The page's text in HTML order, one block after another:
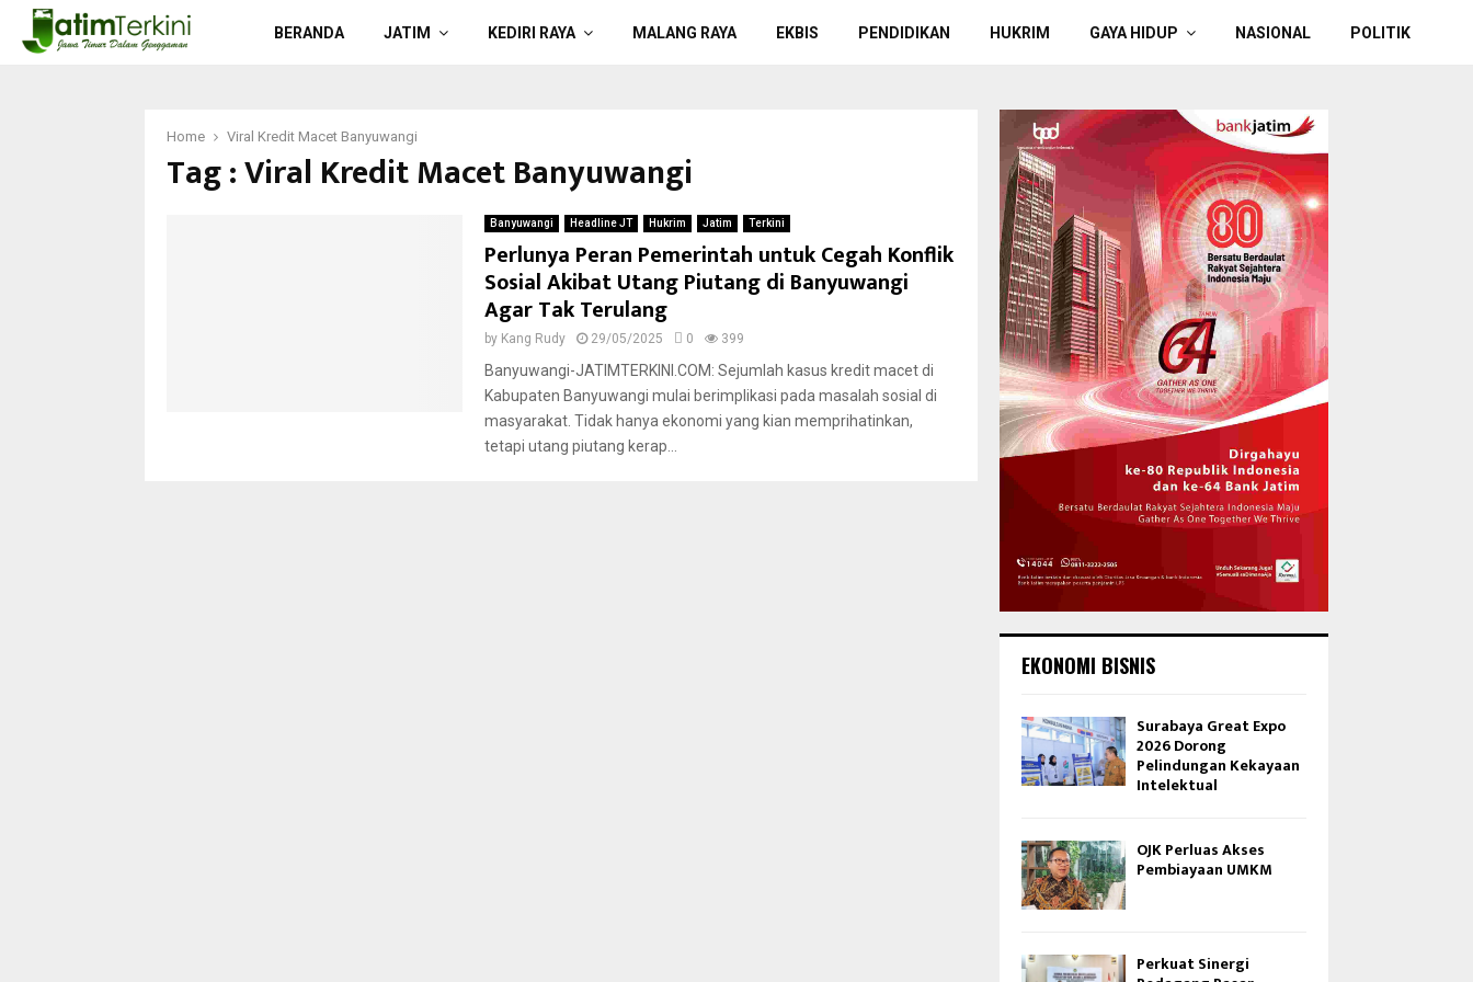
BERANDA JATIM KEDIRI RAYA MALANG RAYA EKBIS PENDIDIKAN HUKRIM GAYA HIDUP NASIONAL POLITIK
Home Viral Kredit Macet Banyuwangi
Tag : Viral Kredit Macet Banyuwangi
Banyuwangi Headline JT Hukrim Jatim Terkini
Perlunya Peran Pemerintah untuk Cegah Konflik
Sosial Akibat Utang Piutang di Banyuwangi
Agar Tak Terulang
by Kang Rudy 29/05/2025 0 399
Banyuwangi-JATIMTERKINI.COM: Sejumlah kasus kredit macet di
Kabupaten Banyuwangi mulai berimplikasi pada masalah sosial di
masyarakat. Tidak hanya ekonomi yang kian memprihatinkan,
tetapi utang piutang kerap...
EKONOMI BISNIS
Surabaya Great Expo
2026 Dorong
Pelindungan Kekayaan
Intelektual
OJK Perluas Akses
Pembiayaan UMKM
Perkuat Sinergi